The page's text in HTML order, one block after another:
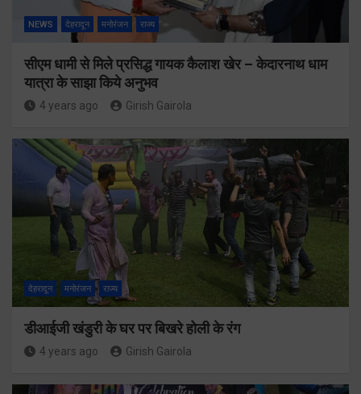
NEWS देहरादून मनोरंजन राज्य
सीएम धामी से मिले प्रसिद्ध गायक कैलाश खेर – केदारनाथ धाम
यात्रा के साझा किये अनुभव
4 years ago Girish Gairola
देहरादून मनोरंजन राज्य
डीआईजी खंडुरी के घर पर बिखरे होली के रंग
4 years ago Girish Gairola